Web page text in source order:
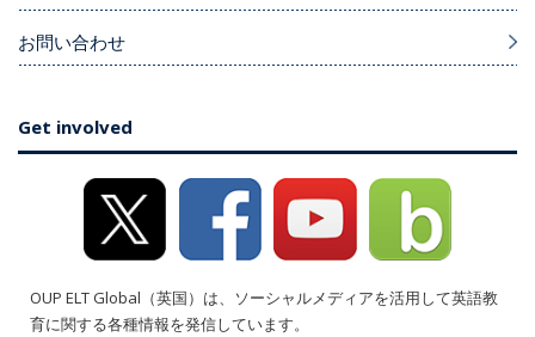
お問い合わせ
Get involved
OUP ELT Global（英国）は、ソーシャルメディアを活用して英語教
育に関する各種情報を発信しています。